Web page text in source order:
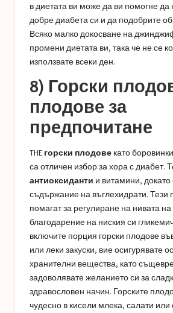
в диетата ви може да ви помогне да
добре диабета си и да подобрите
Всяко малко докосване на
промени диетата ви, така че не се
използвате всеки ден.
8) Горски
плодове за
предпочитане
THE горски плодове като
са отличен избор за хора с диабет.
антиоксиданти и витамини, докато
съдържание на въглехидрати.
помагат за регулиране на нивата
благодарение на ниския си
включите порция горски плодове
или леки закуски, вие осигурявате
хранителни вещества, като
задоволявате желанието си за
здравословен начин. Горските
чудесно в кисели млека, салати или